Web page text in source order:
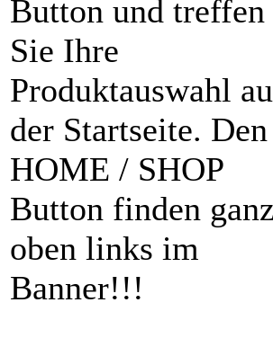
Button und treffen
Sie Ihre
Produktauswahl
der Startseite. Den
HOME / SHOP
Button finden ganz
oben links im
Banner!!!